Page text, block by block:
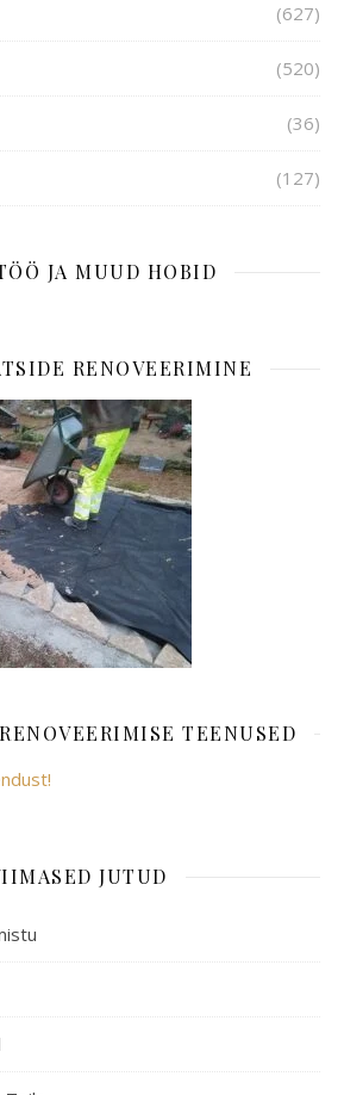
(627)
(520)
(36)
(127)
JA MUUD HOBID
RENOVEERIMINE
TEENUSED
JUTUD